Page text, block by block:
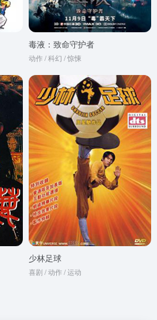
毒液：致命守护者
动作 / 科幻 / 惊悚
少林足球
喜剧 / 动作 / 运动